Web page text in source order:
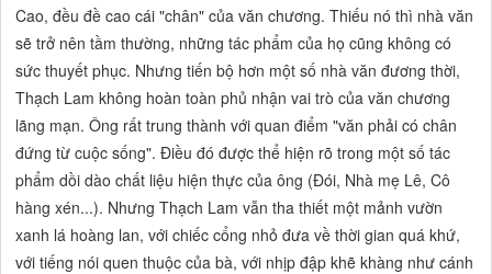
Cao, đều đề cao cái"chân" của văn chương. Thiếu nó thì nhà văn
sẽ trở nên tầm thường, những tác phẩm của họ cũng không có
sức thuyết phục. Nhưng tiến bộ hơn một số nhà văn đương thời,
Thạch Lam không hoàn toàn phủ nhận vai trò của văn chương
lãng mạn. Ông rất trung thành với quan điểm"văn phải có chân
đứng từ cuộc sống".Điều đó được thể hiện rõ trong mộtsố tác
phẩm dồi dào chất liệu hiện thực của ông (Đói, Nhà mẹ Lê, Cô
hàng xén...). Nhưng Thạch Lam vẫn tha thiết một mảnh vườn
xanh lá hoàng lan, với chiếc cổng nhỏ đưa về thời gian quá khứ,
với tiếng nói quen thuộc của bà, với nhịp đập khẽ khàng như cánh